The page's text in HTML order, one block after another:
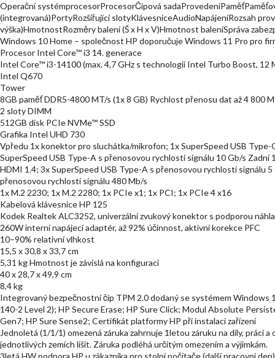
Operační systémprocesorProcesorČipová
(integrovaná)PortyRozšiřující slotyKlávesniceAudioNapájeníRozsah
výška)HmotnostRozměry balení (Š x H x V)Hmotnost baleníSpráva
Windows 10 Home – společnost HP doporučuje Windows 11 Pro pro
Procesor Intel Core™ i3 14. generace
Intel Core™ i3-14100 (max. 4,7 GHz s technologií Intel Turbo Boost, 12
Intel Q670
Tower
8GB paměť DDR5-4800 MT/s (1x 8 GB) Rychlost přenosu dat až 4 800
2 sloty DIMM
512GB disk PCIe NVMe™ SSD
Grafika Intel UHD 730
Vpředu 1x konektor pro sluchátka/mikrofon; 1x SuperSpeed USB
SuperSpeed USB Type-A s přenosovou rychlostí signálu 10 Gb/s
HDMI 1.4; 3x SuperSpeed USB Type-A s přenosovou rychlostí signálu
přenosovou rychlostí signálu 480 Mb/s
1x M.2 2230; 1x M.2 2280; 1x PCIe x1; 1x PCI; 1x PCIe 4 x16
Kabelová klávesnice HP 125
Kodek Realtek ALC3252, univerzální zvukový konektor s podporou
260W interní napájecí adaptér, až 92% účinnost, aktivní korekce PFC
10–90% relativní vlhkost
15,5 x 30,8 x 33,7 cm
5,31 kg Hmotnost je závislá na konfiguraci
40 x 28,7 x 49,9 cm
8,4 kg
Integrovaný bezpečnostní čip TPM 2.0 dodaný se systémem Windows
140-2 Level 2); HP Secure Erase; HP Sure Click; Modul Absolute
Gen7; HP Sure Sense2; Certifikát platformy HP při instalaci zařízení
Jednoletá (1/1/1) omezená záruka zahrnuje 1letou záruku na díly, práci a
jednotlivých zemích lišit. Záruka podléhá určitým omezením a výjimkám.